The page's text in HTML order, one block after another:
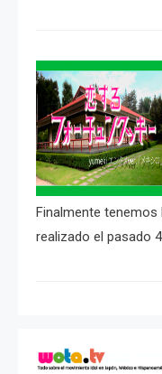
Finalmente tenemos
realizado el pasado